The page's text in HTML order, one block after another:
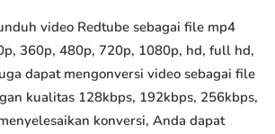
video Redtube sebagai file mp4
360p, 480p, 720p, 1080p, hd, full hd,
dapat mengonversi video sebagai file
kualitas 128kbps, 192kbps, 256kbps,
konversi, Anda dapat